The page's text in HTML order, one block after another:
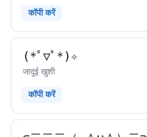
कॉपी करें
(*ﾟ▽ﾟ*)✧
जादुई खुशीकाओमोजी
कॉपी करें